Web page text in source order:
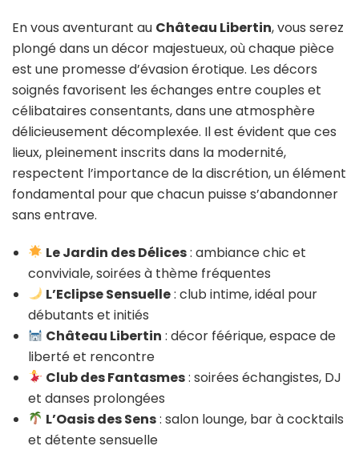
En vous aventurant au Château Libertin, vous serez
plongé dans un décor majestueux, où chaque pièce
est une promesse d’évasion érotique. Les décors
soignés favorisent les échanges entre couples et
célibataires consentants, dans une atmosphère
délicieusement décomplexée. Il est évident que ces
lieux, pleinement inscrits dans la modernité,
respectent l’importance de la discrétion, un élément
fondamental pour que chacun puisse s’abandonner
sans entrave.
Le Jardin des Délices: ambiance chic et
conviviale, soirées à thème fréquentes
L’Eclipse Sensuelle: club intime, idéal pour
débutants et initiés
Château Libertin : décor féérique, espace de
liberté et rencontre
Club des Fantasmes: soirées échangistes, DJ
et danses prolongées
L’Oasis des Sens: salon lounge, bar à cocktails
et détente sensuelle